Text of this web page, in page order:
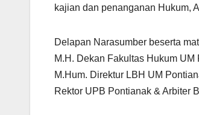
kajian dan penanganan Hukum,
Delapan Narasumber beserta
M.H. Dekan Fakultas Hukum
M.Hum. Direktur LBH UM
Rektor UPB Pontianak & Arbiter